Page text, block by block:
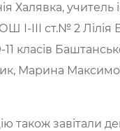
Халявка, учитель
І-ІІІ ст.№ 2 Лілія
11 класів
Марина
також завітали